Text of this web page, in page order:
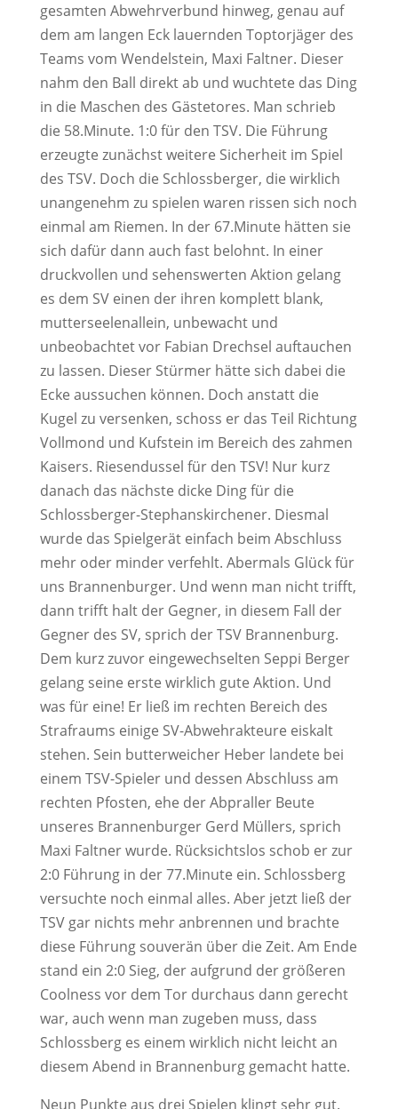
gesamten Abwehrverbund hinweg, genau auf
dem am langen Eck lauernden Toptorjäger des
Teams vom Wendelstein, Maxi Faltner. Dieser
nahm den Ball direkt ab und wuchtete das Ding
in die Maschen des Gästetores. Man schrieb
die 58.Minute. 1:0 für den TSV. Die Führung
erzeugte zunächst weitere Sicherheit im Spiel
des TSV. Doch die Schlossberger, die wirklich
unangenehm zu spielen waren rissen sich noch
einmal am Riemen. In der 67.Minute hätten sie
sich dafür dann auch fast belohnt. In einer
druckvollen und sehenswerten Aktion gelang
es dem SV einen der ihren komplett blank,
mutterseelenallein, unbewacht und
unbeobachtet vor Fabian Drechsel auftauchen
zu lassen. Dieser Stürmer hätte sich dabei die
Ecke aussuchen können. Doch anstatt die
Kugel zu versenken, schoss er das Teil Richtung
Vollmond und Kufstein im Bereich des zahmen
Kaisers. Riesendussel für den TSV! Nur kurz
danach das nächste dicke Ding für die
Schlossberger-Stephanskirchener. Diesmal
wurde das Spielgerät einfach beim Abschluss
mehr oder minder verfehlt. Abermals Glück für
uns Brannenburger. Und wenn man nicht trifft,
dann trifft halt der Gegner, in diesem Fall der
Gegner des SV, sprich der TSV Brannenburg.
Dem kurz zuvor eingewechselten Seppi Berger
gelang seine erste wirklich gute Aktion. Und
was für eine! Er ließ im rechten Bereich des
Strafraums einige SV-Abwehrakteure eiskalt
stehen. Sein butterweicher Heber landete bei
einem TSV-Spieler und dessen Abschluss am
rechten Pfosten, ehe der Abpraller Beute
unseres Brannenburger Gerd Müllers, sprich
Maxi Faltner wurde. Rücksichtslos schob er zur
2:0 Führung in der 77.Minute ein. Schlossberg
versuchte noch einmal alles. Aber jetzt ließ der
TSV gar nichts mehr anbrennen und brachte
diese Führung souverän über die Zeit. Am Ende
stand ein 2:0 Sieg, der aufgrund der größeren
Coolness vor dem Tor durchaus dann gerecht
war, auch wenn man zugeben muss, dass
Schlossberg es einem wirklich nicht leicht an
diesem Abend in Brannenburg gemacht hatte.
Neun Punkte aus drei Spielen klingt sehr gut.